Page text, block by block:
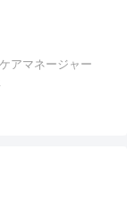
ケアマネージャー